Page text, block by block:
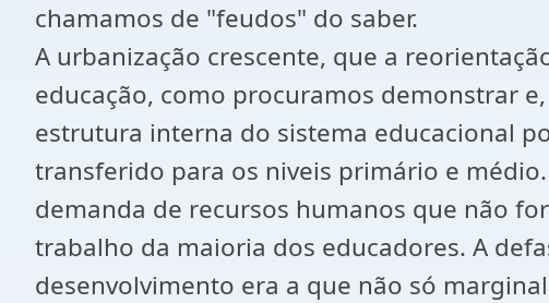
chamamos de "feudos" do saber.
A urbanização crescente, que a
educação, como procuramos demonstrar
estrutura interna do sistema educacional
transferido para os niveis primário e
demanda de recursos humanos que não
trabalho da maioria dos educadores. A
desenvolvimento era a que não só